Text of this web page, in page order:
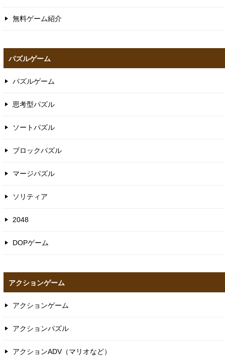
無料ゲーム紹介
パズルゲーム
パズルゲーム
思考型パズル
ソートパズル
ブロックパズル
マージパズル
ソリティア
2048
DOPゲーム
アクションゲーム
アクションゲーム
アクションパズル
アクションADV（マリオなど）